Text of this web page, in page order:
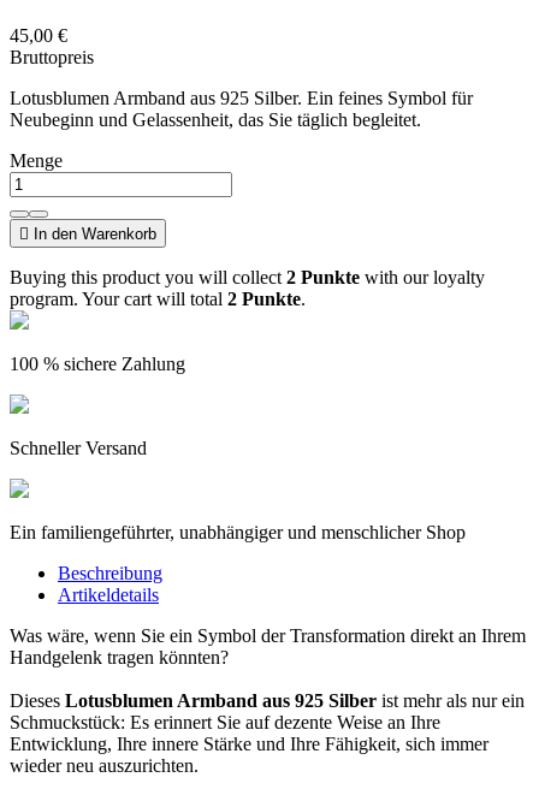
45,00 €
Bruttopreis
Lotusblumen Armband aus 925 Silber. Ein feines Symbol für
Neubeginn und Gelassenheit, das Sie täglich begleitet.
Menge
 In den Warenkorb
Buying this product you will collect2 Punkte with our loyalty
program. Your cart will total 2 Punkte.
100 % sichere Zahlung
Schneller Versand
Ein familiengeführter, unabhängiger und menschlicher Shop
Beschreibung
Artikeldetails
Was wäre, wenn Sie ein Symbol der Transformation direkt an Ihrem
Handgelenk tragen könnten?
Dieses Lotusblumen Armband aus 925 Silber ist mehr als nur ein
Schmuckstück: Es erinnert Sie auf dezente Weise an Ihre
Entwicklung, Ihre innere Stärke und Ihre Fähigkeit, sich immer
wieder neu auszurichten.